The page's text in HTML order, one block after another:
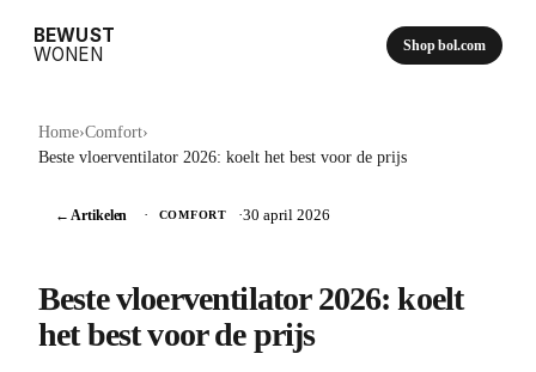
BEWUST
WONEN
Shop bol.com
Home›Comfort›
Beste vloerventilator 2026: koelt het best voor de prijs
← Artikelen · COMFORT ·30 april 2026
Beste vloerventilator 2026: koelt
het best voor de prijs